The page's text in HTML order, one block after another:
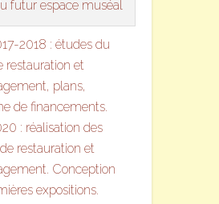
futur espace muséal
2018 : études du
restauration et
plans,
de financements.
: réalisation des
restauration et
Conception
expositions.